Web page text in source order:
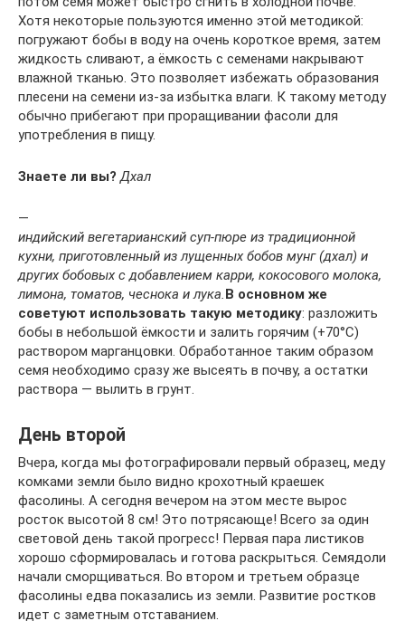
Хотя некоторые пользуются именно этой методикой:
погружают бобы в воду на очень короткое время, затем
жидкость сливают, а ёмкость с семенами накрывают
влажной тканью. Это позволяет избежать образования
плесени на семени из-за избытка влаги. К такому методу
обычно прибегают при проращивании фасоли для
употребления в пищу.
Знаете ли вы? Дхал
—
индийский вегетарианский суп-пюре из традиционной
кухни, приготовленный из лущенных бобов мунг (дхал) и
других бобовых с добавлением карри, кокосового молока,
лимона, томатов, чеснока и лука.В основном же
советуют использовать такую методику: разложить
бобы в небольшой ёмкости и залить горячим (+70°С)
раствором марганцовки. Обработанное таким образом
семя необходимо сразу же высеять в почву, а остатки
раствора — вылить в грунт.
День второй
Вчера, когда мы фотографировали первый образец, меду
комками земли было видно крохотный краешек
фасолины. А сегодня вечером на этом месте вырос
росток высотой 8 см! Это потрясающе! Всего за один
световой день такой прогресс! Первая пара листиков
хорошо сформировалась и готова раскрыться. Семядоли
начали сморщиваться. Во втором и третьем образце
фасолины едва показались из земли. Развитие ростков
идет с заметным отставанием.